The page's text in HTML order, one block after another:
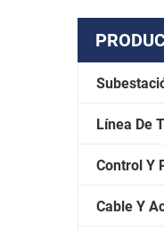
Línea De
Control Y
Cable Y